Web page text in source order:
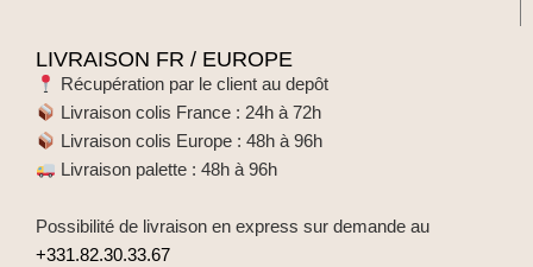
LIVRAISON FR / EUROPE
Récupération par le client au depôt
Livraison colis France : 24h à 72h
Livraison colis Europe : 48h à 96h
Livraison palette : 48h à 96h
Possibilité de livraison en express sur demande au
+331.82.30.33.67